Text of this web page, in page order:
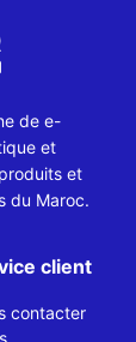
de e-
et
et
du Maroc.
client
contacter